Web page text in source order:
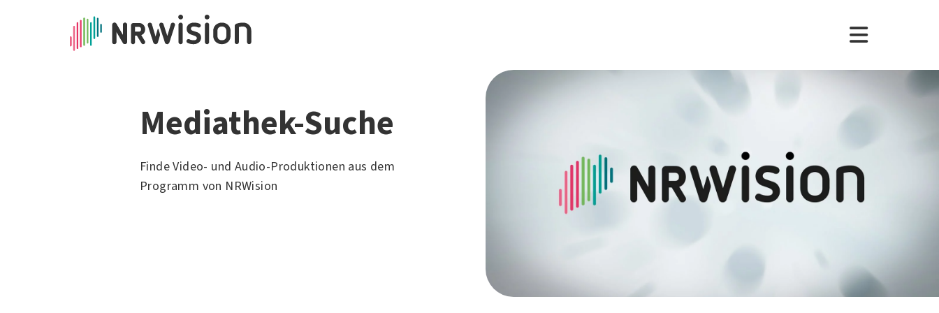
Mediathek-Suche
Finde Video- und Audio-Produktionen aus dem
Programm von NRWision